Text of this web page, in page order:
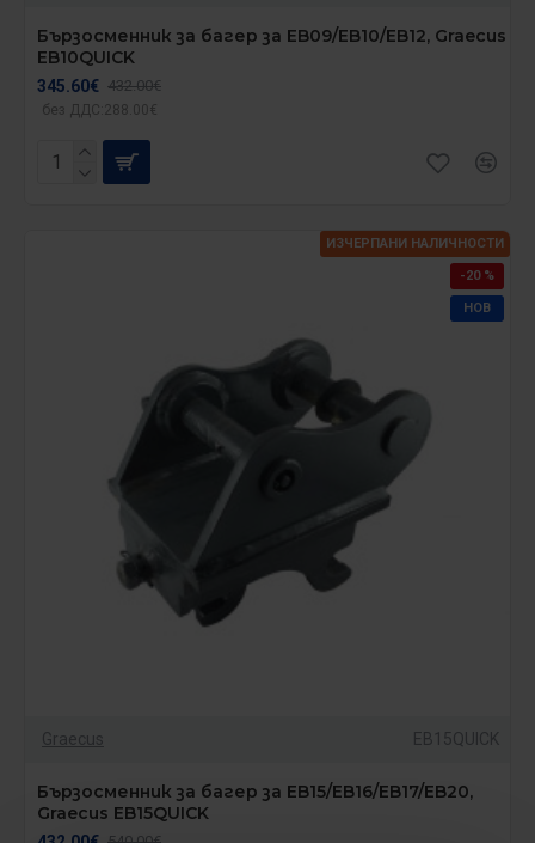
Бързосменник за багер за EB09/EB10/EB12, Graecus
EB10QUICK
345.60€ 432.00€
без ДДС:288.00€
НОВ
-20 %
ИЗЧЕРПАНИ НАЛИЧНОСТИ
Graecus EB15QUICK
Бързосменник за багер за EB15/EB16/EB17/EB20,
Graecus EB15QUICK